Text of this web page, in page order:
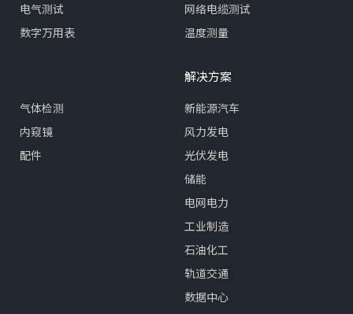
电气测试
数字万用表
网络电缆测试
温度测量
气体检测
内窥镜
配件
解决方案
新能源汽车
风力发电
光伏发电
储能
电网电力
工业制造
石油化工
轨道交通
数据中心